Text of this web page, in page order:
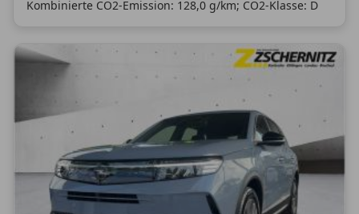
Kombinierte CO2-Emission: 128,0 g/km; CO2-Klasse: D